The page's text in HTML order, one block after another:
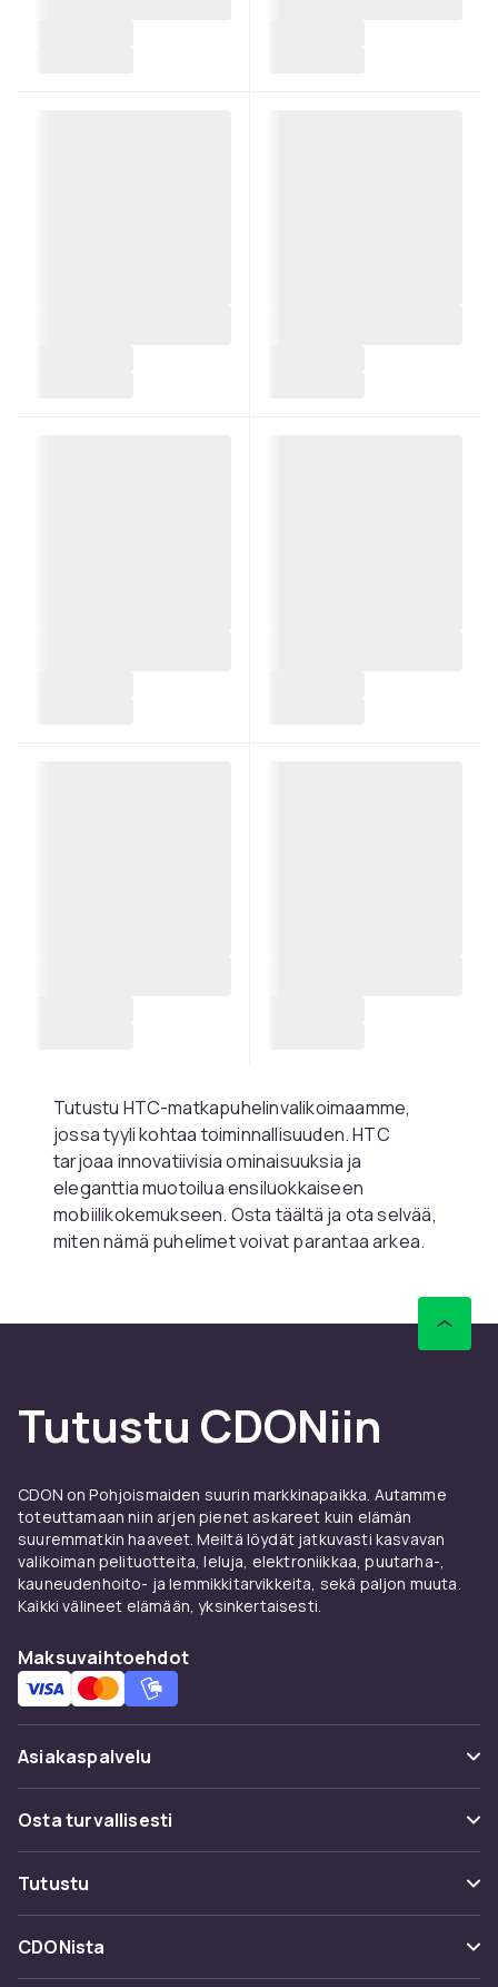
Tutustu HTC-matkapuhelinvalikoimaamme,
jossa tyyli kohtaa toiminnallisuuden. HTC
tarjoaa innovatiivisia ominaisuuksia ja
eleganttia muotoilua ensiluokkaiseen
mobiilikokemukseen. Osta täältä ja ota selvää,
miten nämä puhelimet voivat parantaa arkea.
Tutustu CDONiin
CDON on Pohjoismaiden suurin markkinapaikka. Autamme
toteuttamaan niin arjen pienet askareet kuin elämän
suuremmatkin haaveet. Meiltä löydät jatkuvasti kasvavan
valikoiman pelituotteita, leluja, elektroniikkaa, puutarha-,
kauneudenhoito- ja lemmikkitarvikkeita, sekä paljon muuta.
Kaikki välineet elämään, yksinkertaisesti.
Maksuvaihtoehdot
Asiakaspalvelu
Usein kysyttyä (UKK)
Seuraa pakettia
Ota yhteyttä
Osta turvallisesti
Maksuvaihtoehdot
Toimitus
Tutustu
Kategoriat
CDONista